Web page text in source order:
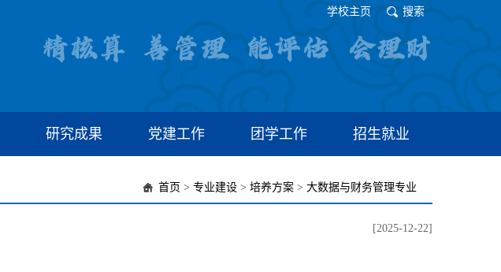
学校主页 搜索
研究成果 党建工作 团学工作 招生就业
首页 > 专业建设 > 培养方案 > 大数据与财务管理专业
[2025-12-22]